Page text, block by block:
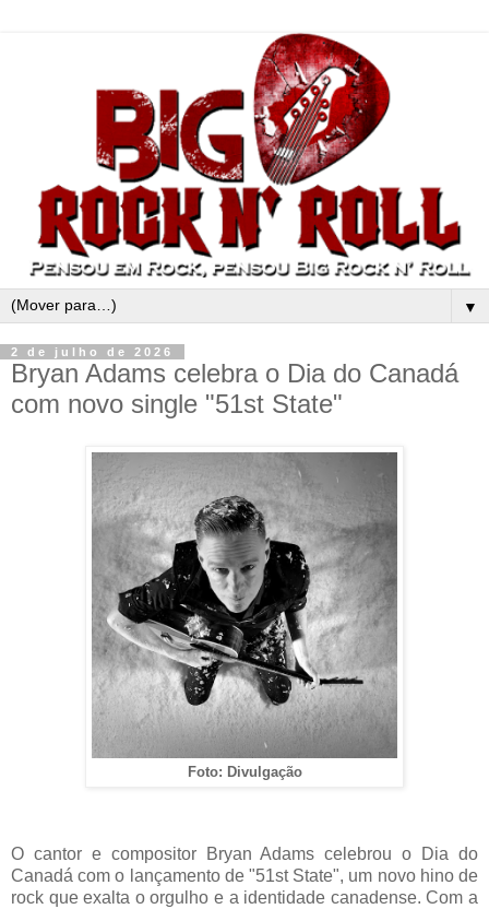
▼
2 de julho de 2026
Bryan Adams celebra o Dia do Canadá
com novo single "51st State"
Foto: Divulgação
O cantor e compositor Bryan Adams celebrou o Dia do
Canadá com o lançamento de "51st State", um novo hino de
rock que exalta o orgulho e a identidade canadense. Com a